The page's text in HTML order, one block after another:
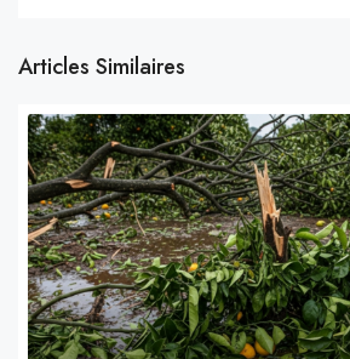
Articles Similaires